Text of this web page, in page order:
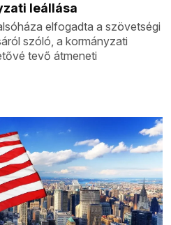
leállása
elfogadta a szövetségi
szóló, a kormányzati
tevő átmeneti